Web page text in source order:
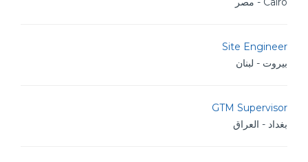
Site Engineer
بيروت - لبنان
GTM Supervisor
بغداد - العراق